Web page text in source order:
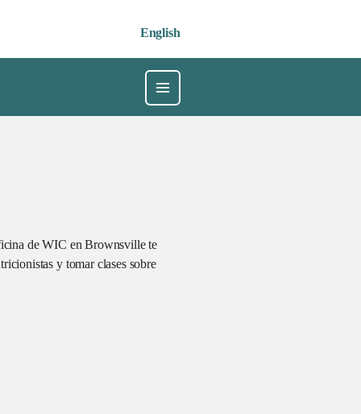
English
de WIC en Brownsville te
y tomar clases sobre